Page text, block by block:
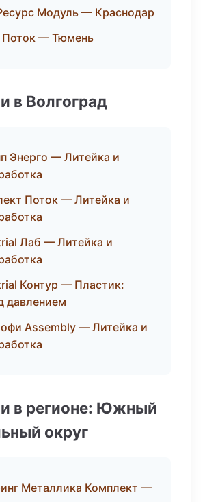
Модуль — Краснодар
Поток — Тюмень
в Волгоград
Энерго — Литейка и
Поток — Литейка и
Лаб — Литейка и
Контур — Пластик:
давлением
Assembly — Литейка и
в регионе: Южный
округ
Металлика Комплект —